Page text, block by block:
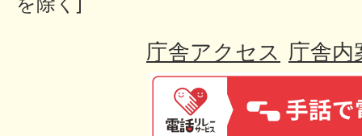
庁舎アクセス 庁舎内